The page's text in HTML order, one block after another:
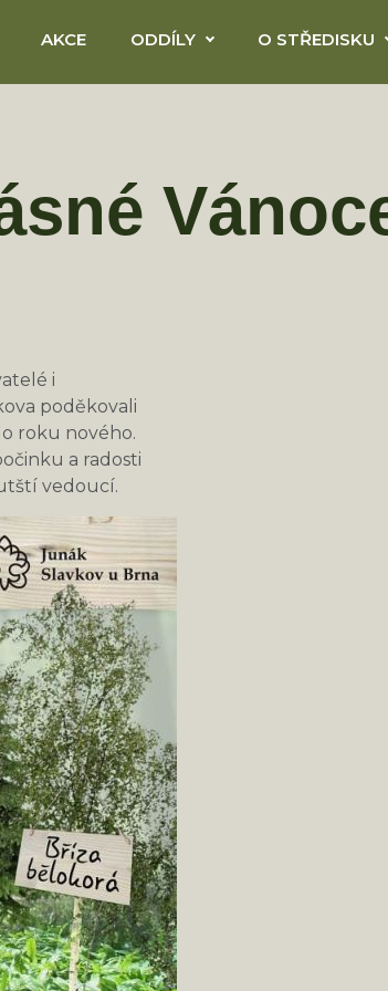
AKCE ODDÍLY O STŘEDISKU
i
poděkovali
roku nového.
a radosti
vedoucí.